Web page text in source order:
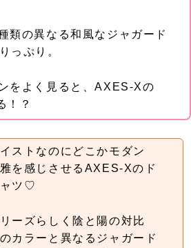
類の異なる和風なジャガード
っぷり。
をよく見ると、AXES‐Xの
！？
ストなのにどこかモダン
を感じさせるAXES‐Xのド
ャツ♡
ーズらしく陰と陽の対比
カラーと異なるジャガード